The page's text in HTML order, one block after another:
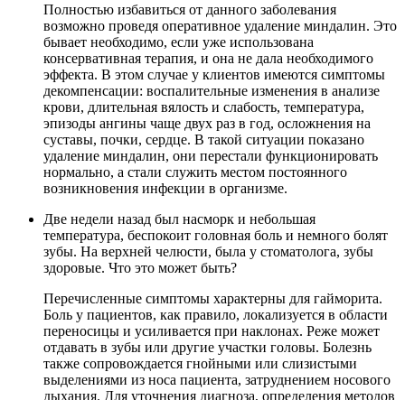
Полностью избавиться от данного заболевания
возможно проведя оперативное удаление миндалин. Это
бывает необходимо, если уже использована
консервативная терапия, и она не дала необходимого
эффекта. В этом случае у клиентов имеются симптомы
декомпенсации: воспалительные изменения в анализе
крови, длительная вялость и слабость, температура,
эпизоды ангины чаще двух раз в год, осложнения на
суставы, почки, сердце. В такой ситуации показано
удаление миндалин, они перестали функционировать
нормально, а стали служить местом постоянного
возникновения инфекции в организме.
Две недели назад был насморк и небольшая
температура, беспокоит головная боль и немного болят
зубы. На верхней челюсти, была у стоматолога, зубы
здоровые. Что это может быть?
Перечисленные симптомы характерны для гайморита.
Боль у пациентов, как правило, локализуется в области
переносицы и усиливается при наклонах. Реже может
отдавать в зубы или другие участки головы. Болезнь
также сопровождается гнойными или слизистыми
выделениями из носа пациента, затруднением носового
дыхания. Для уточнения диагноза, определения методов